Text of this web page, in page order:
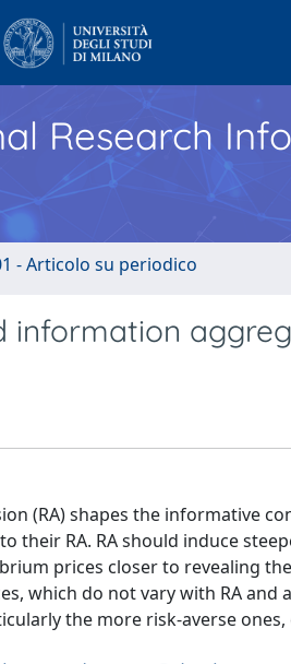
Research
- Articolo su periodico
information
(RA) shapes the informative
their RA. RA should induce
prices closer to revealing
which do not vary with RA
the more risk-averse